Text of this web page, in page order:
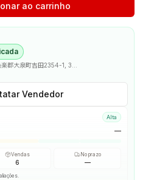
ao carrinho
Vendedor
Alta
—
Vendas
6
No prazo
—